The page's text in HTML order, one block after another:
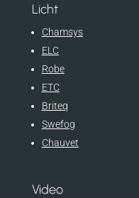
Licht
Chamsys
ELC
Robe
ETC
Briteq
Swefog
Chauvet
Video